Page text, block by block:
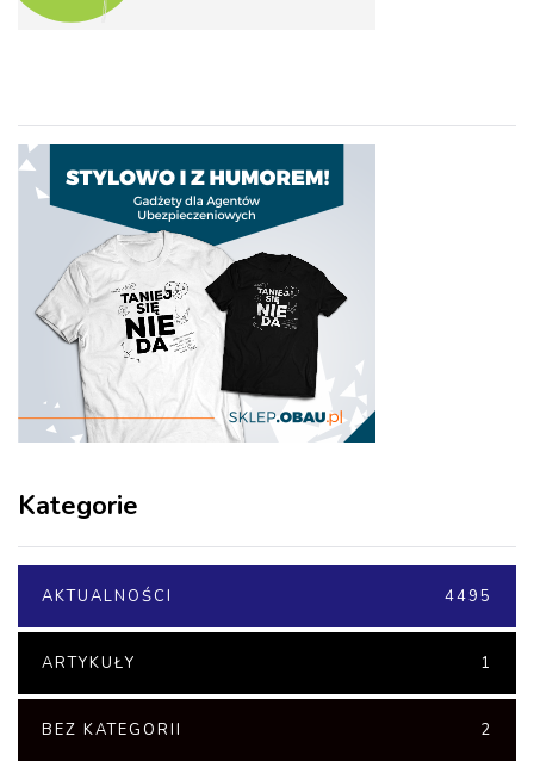
Kategorie
AKTUALNOŚCI 4495
ARTYKUŁY 1
BEZ KATEGORII 2